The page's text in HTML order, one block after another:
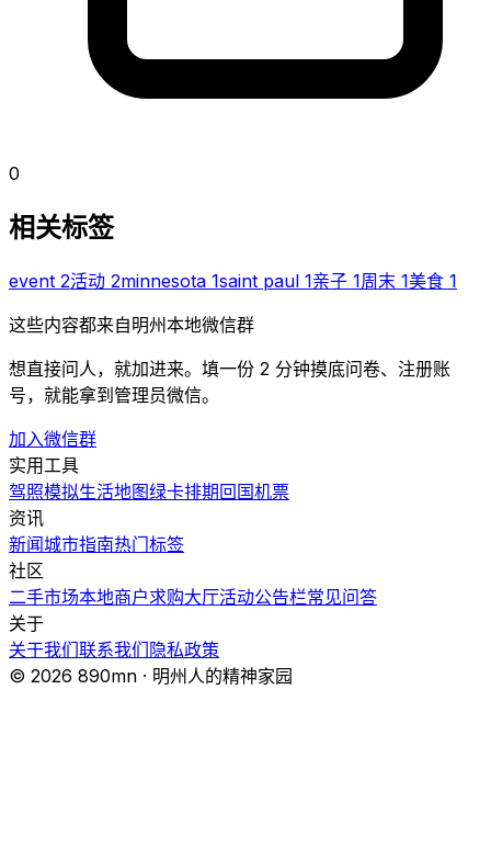
0
相关标签
event 2活动 2minnesota 1saint paul 1亲子 1周末 1美食 1
这些内容都来自明州本地微信群
想直接问人，就加进来。填一份 2 分钟摸底问卷、注册账
号，就能拿到管理员微信。
加入微信群
实用工具
驾照模拟生活地图绿卡排期回国机票
资讯
新闻城市指南热门标签
社区
二手市场本地商户求购大厅活动公告栏常见问答
关于
关于我们联系我们隐私政策
© 2026 890mn · 明州人的精神家园